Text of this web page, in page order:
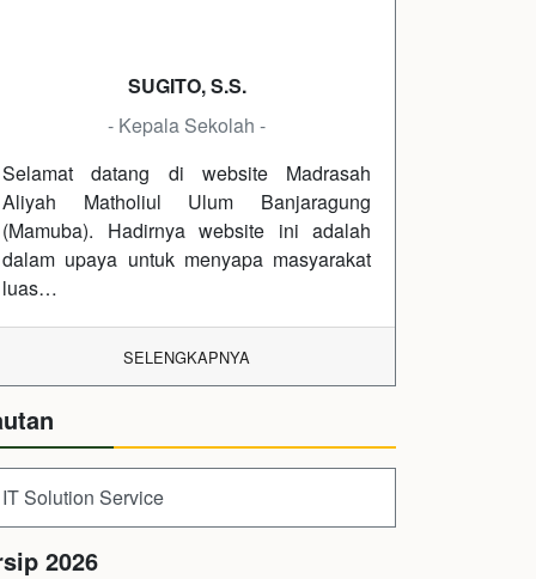
SUGITO, S.S.
- Kepala Sekolah -
Selamat datang di website Madrasah
Aliyah Matholiul Ulum Banjaragung
(Mamuba). Hadirnya website ini adalah
dalam upaya untuk menyapa masyarakat
luas…
SELENGKAPNYA
IT Solution Service
2026